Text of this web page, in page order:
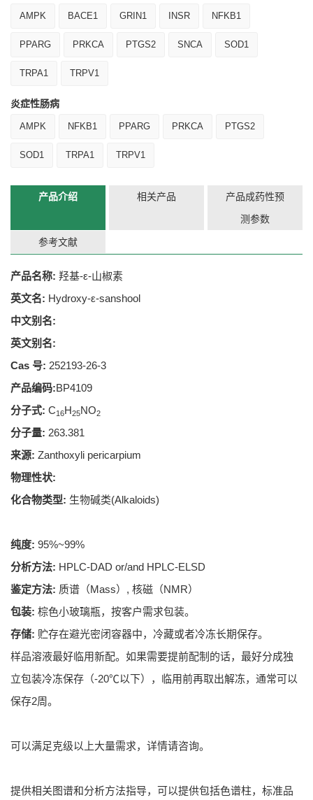
AMPK BACE1 GRIN1 INSR NFKB1
PPARG PRKCA PTGS2 SNCA SOD1
TRPA1 TRPV1
炎症性肠病
AMPK NFKB1 PPARG PRKCA PTGS2
SOD1 TRPA1 TRPV1
产品介绍 相关产品
产品成药性预
测参数
参考文献
产品名称: 羟基-ε-山椒素
英文名: Hydroxy-ε-sanshool
中文别名:
英文别名:
Cas 号: 252193-26-3
产品编码:BP4109
分子式: C16H25NO2
分子量: 263.381
来源: Zanthoxyli pericarpium
物理性状:
化合物类型: 生物碱类(Alkaloids)
纯度: 95%~99%
分析方法: HPLC-DAD or/and HPLC-ELSD
鉴定方法: 质谱（Mass）, 核磁（NMR）
包装: 棕色小玻璃瓶，按客户需求包装。
存储: 贮存在避光密闭容器中，冷藏或者冷冻长期保存。
样品溶液最好临用新配。如果需要提前配制的话，最好分成独
立包装冷冻保存（-20℃以下），临用前再取出解冻，通常可以
保存2周。
可以满足克级以上大量需求，详情请咨询。
提供相关图谱和分析方法指导，可以提供包括色谱柱，标准品